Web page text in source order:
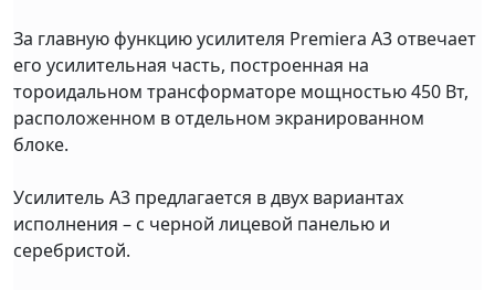
За главную функцию усилителя Premiera A3 отвечает
его усилительная часть, построенная на
тороидальном трансформаторе мощностью 450 Вт,
расположенном в отдельном экранированном
блоке.
Усилитель A3 предлагается в двух вариантах
исполнения – с черной лицевой панелью и
серебристой.